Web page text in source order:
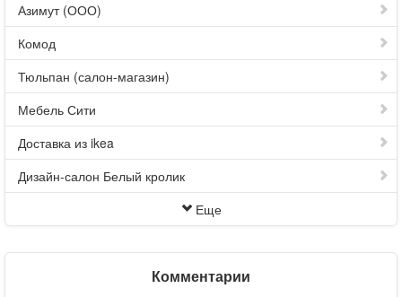
Азимут (ООО)
Комод
Тюльпан (салон-магазин)
Мебель Сити
Доставка из ikea
Дизайн-салон Белый кролик
Еще
Комментарии